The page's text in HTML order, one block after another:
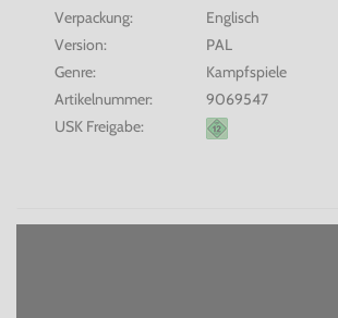
Verpackung:
Englisch
Version:
PAL
Genre:
Kampfspiele
Artikelnummer:
9069547
USK Freigabe: